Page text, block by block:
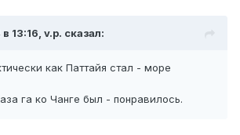
13:16, v.p. сказал:
как Паттайя стал - море
га ко Чанге был - понравилось.